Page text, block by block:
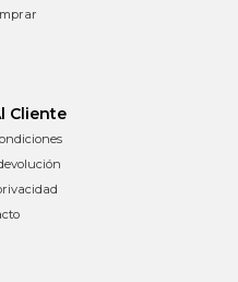
Cliente